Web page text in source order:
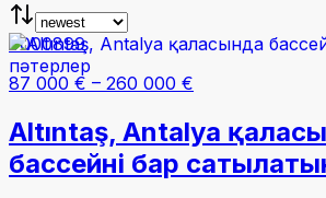
#000899
87 000 € – 260 000 €
Altıntaş, Antalya
бассейні бар